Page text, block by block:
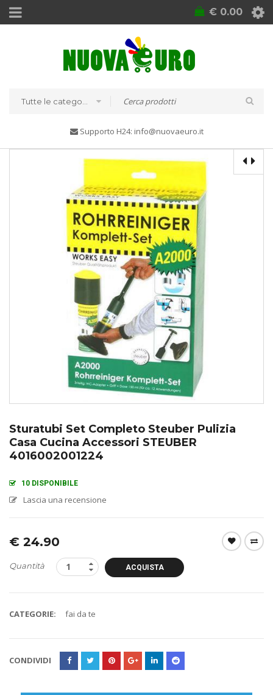
€ 0.00
Supporto H24: info@nuovaeuro.it
Sturatubi Set Completo Steuber Pulizia
Casa Cucina Accessori STEUBER
4016002001224
10 DISPONIBILE
Lascia una recensione
€ 24.90
Quantità ACQUISTA
CATEGORIE: fai da te
CONDIVIDI